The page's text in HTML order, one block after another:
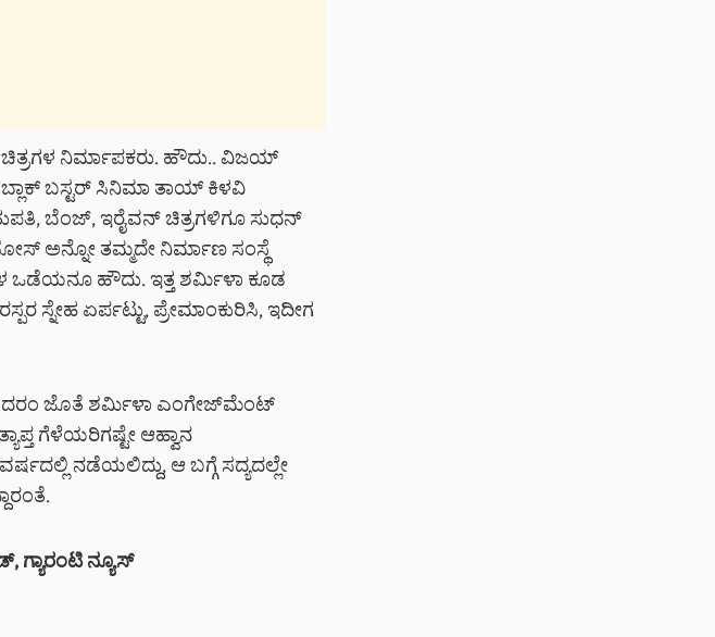
ಚಿತ್ರಗಳ ನಿರ್ಮಾಪಕರು. ಹೌದು.. ವಿಜಯ್
ಬಸ್ಟರ್ ಸಿನಿಮಾ ತಾಯ್ ಕಿಳವಿ
ಬೆಂಜ್, ಇರೈವನ್ ಚಿತ್ರಗಳಿಗೂ ಸುಧನ್
ಅನ್ನೋ ತಮ್ಮದೇ ನಿರ್ಮಾಣ ಸಂಸ್ಥೆ
ಹೌದು. ಇತ್ತ ಶರ್ಮಿಳಾ ಕೂಡ
ಸ್ನೇಹ ಏರ್ಪಟ್ಟು, ಪ್ರೇಮಾಂಕುರಿಸಿ, ಇದೀಗ
ಜೊತೆ ಶರ್ಮಿಳಾ ಎಂಗೇಜ್‌ಮೆಂಟ್
ಗೆಳೆಯರಿಗಷ್ಟೇ ಆಹ್ವಾನ
ನಡೆಯಲಿದ್ದು, ಆ ಬಗ್ಗೆ ಸದ್ಯದಲ್ಲೇ
, ಗ್ಯಾರಂಟಿ ನ್ಯೂಸ್